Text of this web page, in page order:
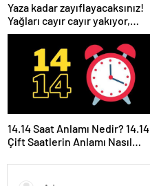
Yaza kadar zayıflayacaksınız!
Yağları cayır cayır yakıyor,
karnı dümdüz yapıyor! Diyet
kabak çorbası tarifi ve püf
noktaları!
14.14 Saat Anlamı Nedir? 14.14
Çift Saatlerin Anlamı Nasıl